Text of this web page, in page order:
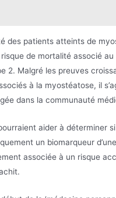
des patients atteints de
de mortalité associé au
2. Malgré les preuves
à la myostéatose, il
dans la communauté
aider à déterminer
un biomarqueur
associée à un risque